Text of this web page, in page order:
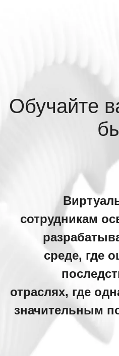
Обучайте
сотрудникам
среде, где
отраслях, где
значительным